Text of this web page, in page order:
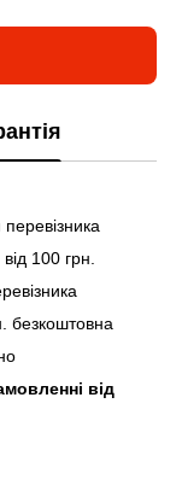
100 грн.
безкоштовна
від